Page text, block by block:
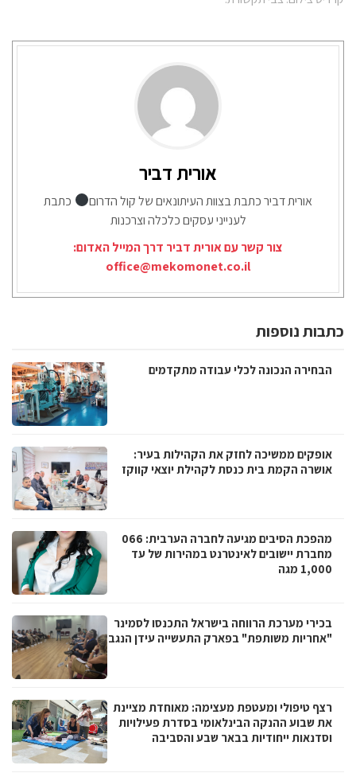
אורית דביר
אורית דביר כתבת בצוות העיתונאים של קול הדרום
כתבת
לענייני עסקים כלכלה וצרכנות
צור קשר עם אורית דביר דרך המייל האדום:
office@mekomonet.co.il
כתבות נוספות
הבחירה הנכונה לכלי עבודה מתקדמים
אופקים ממשיכה לחזק את הקהילות בעיר:
אושרה הקמת בית כנסת לקהילת יוצאי קווקז
מהפכת הסיבים מגיעה לחברה הערבית: 066
מחברת יישובים לאינטרנט במהירות של עד
1,000 מגה
בכירי מערכת הרווחה בישראל התכנסו לסמינר
"אחריות משותפת" בפארק התעשייה עידן הנגב
רצף טיפולי ומעטפת מעצימה: מאוחדת מציינת
את שבוע ההנקה הבינלאומי בסדרת פעילויות
וסדנאות ייחודיות בבאר שבע והסביבה